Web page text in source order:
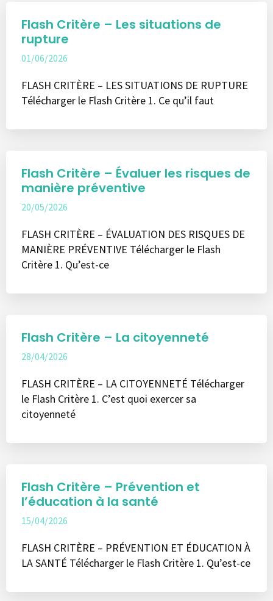
Flash Critère – Les situations de
rupture
01/06/2026
FLASH CRITÈRE – LES SITUATIONS DE RUPTURE
Télécharger le Flash Critère 1. Ce qu’il faut
Flash Critère – Évaluer les risques de
manière préventive
20/05/2026
FLASH CRITÈRE – ÉVALUATION DES RISQUES DE
MANIÈRE PRÉVENTIVE Télécharger le Flash
Critère 1. Qu’est-ce
Flash Critère – La citoyenneté
28/04/2026
FLASH CRITÈRE – LA CITOYENNETÉ Télécharger
le Flash Critère 1. C’est quoi exercer sa
citoyenneté
Flash Critère – Prévention et
l’éducation à la santé
15/04/2026
FLASH CRITÈRE – PRÉVENTION ET ÉDUCATION À
LA SANTÉ Télécharger le Flash Critère 1. Qu’est-ce